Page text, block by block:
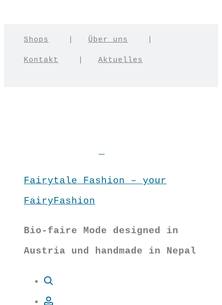
Shops Über uns
Kontakt Aktuelles
Fairytale Fashion – your
FairyFashion
Bio-faire Mode designed in
Austria und handmade in Nepal